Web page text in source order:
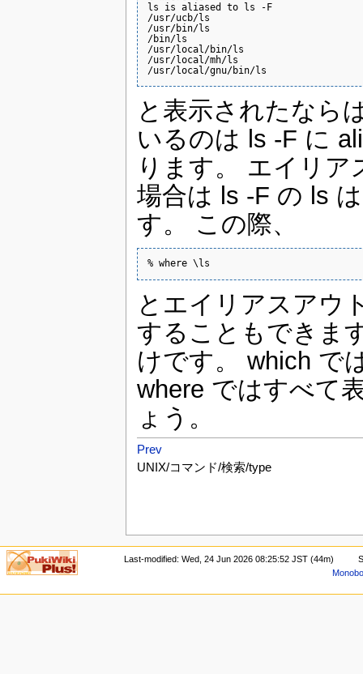
ls is aliased to ls -F
/usr/ucb/ls
/usr/bin/ls
/bin/ls
/usr/local/bin/ls
/usr/local/mh/ls
/usr/local/gnu/bin/ls
と表示されたなら
いるのは ls -F に
ります。 エイリ
場合は ls -F の ls
す。 この際、
% where \ls
とエイリアスアウ
することもできま
けです。 which で
where ではすべて
ょう。
Prev
UNIX/コマンド/検索/type
Last-modified: Wed, 24 Jun 2026 08:25:52 JST (44m)